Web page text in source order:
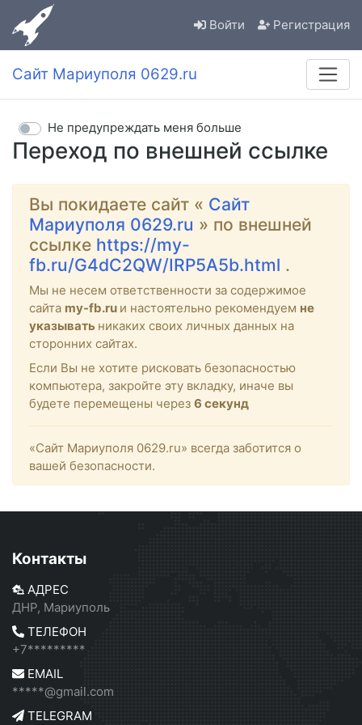
Войти Регистрация
Сайт Мариуполя 0629.ru
Переход по внешней ссылке
Не предупреждать меня больше
Вы покидаете сайт « Сайт
Мариуполя 0629.ru » по внешней
ссылке https://my-
fb.ru/G4dC2QW/IRP5A5b.html .
Мы не несем ответственности за содержимое
сайта my-fb.ru и настоятельно рекомендуем не
указывать никаких своих личных данных на
сторонних сайтах.
Если Вы не хотите рисковать безопасностью
компьютера, закройте эту вкладку, иначе вы
будете перемещены через 6 секунд
«Сайт Мариуполя 0629.ru» всегда заботится о
вашей безопасности.
Контакты
АДРЕС
ДНР, Мариуполь
ТЕЛЕФОН
+7*********
EMAIL
*****@gmail.com
TELEGRAM